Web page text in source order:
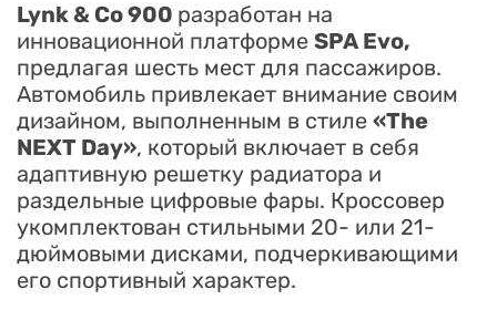
Lynk & Co 900 разработан на
инновационной платформе SPA Evo,
предлагая шесть мест для пассажиров.
Автомобиль привлекает внимание своим
дизайном, выполненным в стиле «The
NEXT Day», который включает в себя
адаптивную решетку радиатора и
раздельные цифровые фары. Кроссовер
укомплектован стильными 20- или 21-
дюймовыми дисками, подчеркивающими
его спортивный характер.